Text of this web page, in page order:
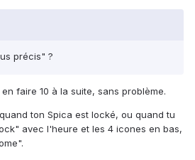
précis" ?
faire 10 à la suite, sans problème.
ton Spica est locké, ou quand tu
avec l'heure et les 4 icones en bas,